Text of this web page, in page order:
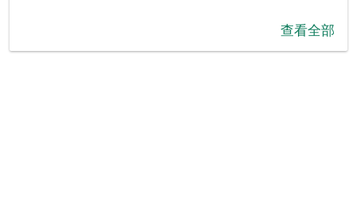
查看全部